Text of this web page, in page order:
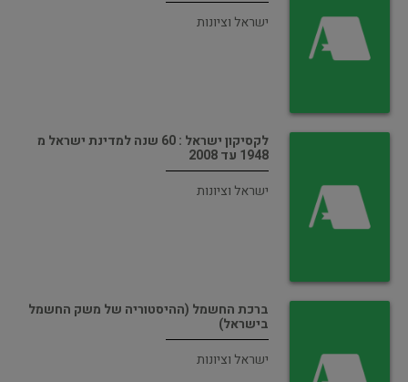
ישראל וציונות
לקסיקון ישראל : 60 שנה למדינת ישראל מ
1948 עד 2008
ישראל וציונות
ברכת החשמל (ההיסטוריה של משק החשמל
בישראל)
ישראל וציונות